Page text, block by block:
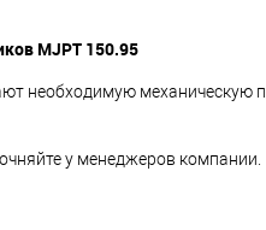
MJPT 150.95
необходимую механическую
у менеджеров компании.